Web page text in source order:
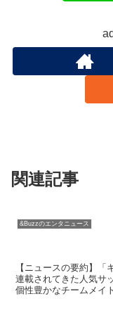
関連記事
&Buzzのエンタニュース
【ニュースの要約】「
連載されてきた人気サ
個性豊かなチームメイ